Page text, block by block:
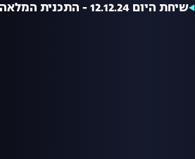
שיחת היום 12.12.24 - התכנית המלאה